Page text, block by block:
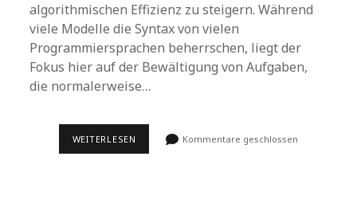
algorithmischen Effizienz zu steigern. Während
viele Modelle die Syntax von vielen
Programmiersprachen beherrschen, liegt der
Fokus hier auf der Bewältigung von Aufgaben,
die normalerweise…
WEITERLESEN NOUSRESEARCH/NOUSCODER-
Kommentare geschlossen